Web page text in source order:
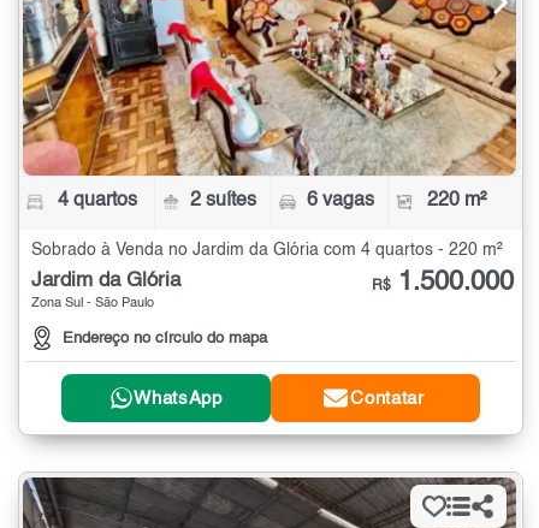
4 quartos 2 suítes 6 vagas 220 m²
Sobrado à Venda no Jardim da Glória com 4 quartos - 220 m²
Jardim da Glória
Zona Sul - São Paulo
Endereço no círculo do mapa
R$ 1.500.000
WhatsApp Contatar